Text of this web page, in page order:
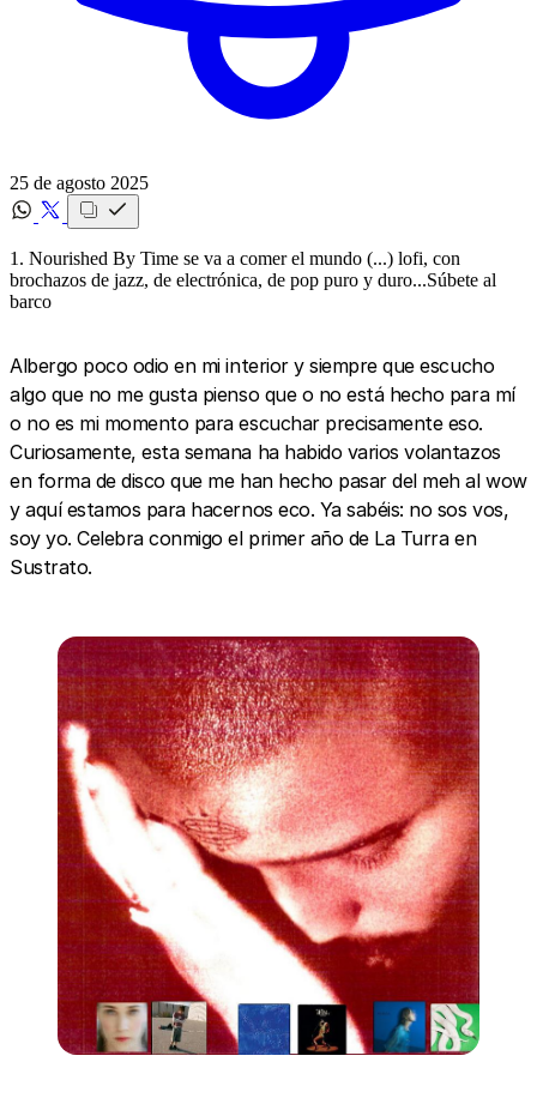
25 de agosto 2025
1. Nourished By Time se va a comer el mundo (...) lofi, con
brochazos de jazz, de electrónica, de pop puro y duro...Súbete al
barco
Albergo poco odio en mi interior y siempre que escucho
algo que no me gusta pienso que o no está hecho para mí
o no es mi momento para escuchar precisamente eso.
Curiosamente, esta semana ha habido varios volantazos
en forma de disco que me han hecho pasar del meh al wow
y aquí estamos para hacernos eco. Ya sabéis: no sos vos,
soy yo. Celebra conmigo el primer año de La Turra en
Sustrato.